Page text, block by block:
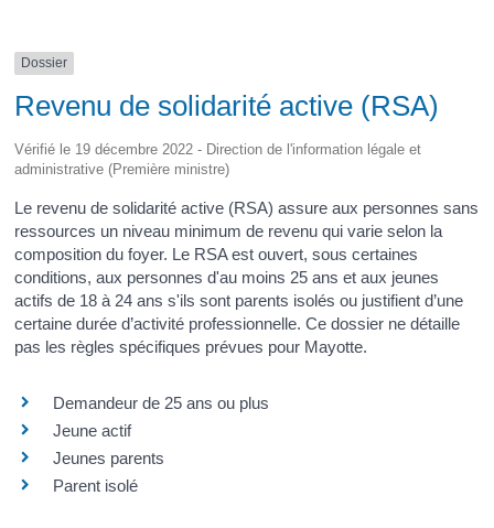
Dossier
Revenu de solidarité active (RSA)
Vérifié le 19 décembre 2022 - Direction de l'information légale et
administrative (Première ministre)
Le revenu de solidarité active (RSA) assure aux personnes sans
ressources un niveau minimum de revenu qui varie selon la
composition du foyer. Le RSA est ouvert, sous certaines
conditions, aux personnes d'au moins 25 ans et aux jeunes
actifs de 18 à 24 ans s'ils sont parents isolés ou justifient d’une
certaine durée d’activité professionnelle. Ce dossier ne détaille
pas les règles spécifiques prévues pour Mayotte.
Demandeur de 25 ans ou plus
Jeune actif
Jeunes parents
Parent isolé